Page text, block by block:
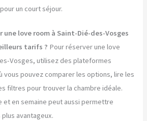
un court séjour.
une love room à Saint-Dié-des-Vosges
tarifs ? Pour réserver une love
Vosges, utilisez des plateformes
vous pouvez comparer les options, lire les
filtres pour trouver la chambre idéale.
et en semaine peut aussi permettre
avantageux.